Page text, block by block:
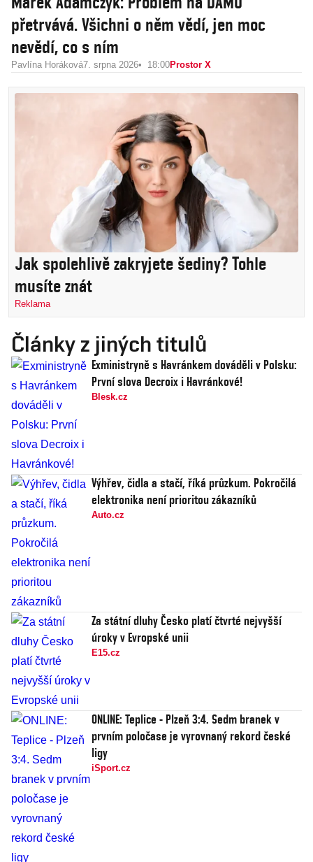
přetrvává. Všichni o něm vědí, jen moc
nevědí, co s ním
Pavlína Horáková7. srpna 2026 18:00Prostor X
Jak spolehlivě zakryjete šediny? Tohle
musíte znát
Reklama
Články z jiných titulů
Exministryně s Havránkem dováděli v Polsku:
První slova Decroix i Havránkové!
Blesk.cz
Výhřev, čidla a stačí, říká průzkum. Pokročilá
elektronika není prioritou zákazníků
Auto.cz
Za státní dluhy Česko platí čtvrté nejvyšší
úroky v Evropské unii
E15.cz
ONLINE: Teplice - Plzeň 3:4. Sedm branek v
prvním poločase je vyrovnaný rekord české
ligy
iSport.cz